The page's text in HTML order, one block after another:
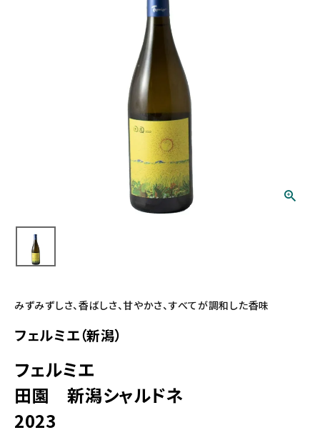
みずみずしさ、香ばしさ、甘やかさ、すべてが調和した香味
フェルミエ（新潟）
フェルミエ
田園 新潟シャルドネ
2023